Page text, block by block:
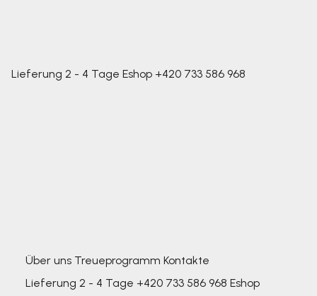
Lieferung 2 - 4 Tage Eshop +420 733 586 968
Über uns Treueprogramm Kontakte
Lieferung 2 - 4 Tage +420 733 586 968 Eshop